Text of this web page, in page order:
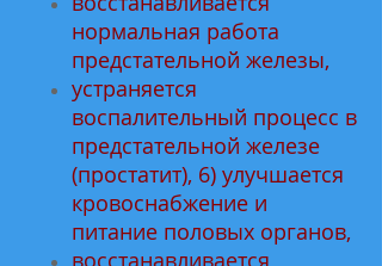
нормальная работа
предстательной железы,
устраняется
воспалительный процесс в
предстательной железе
(простатит), 6) улучшается
кровоснабжение и
питание половых органов,
восстанавливается